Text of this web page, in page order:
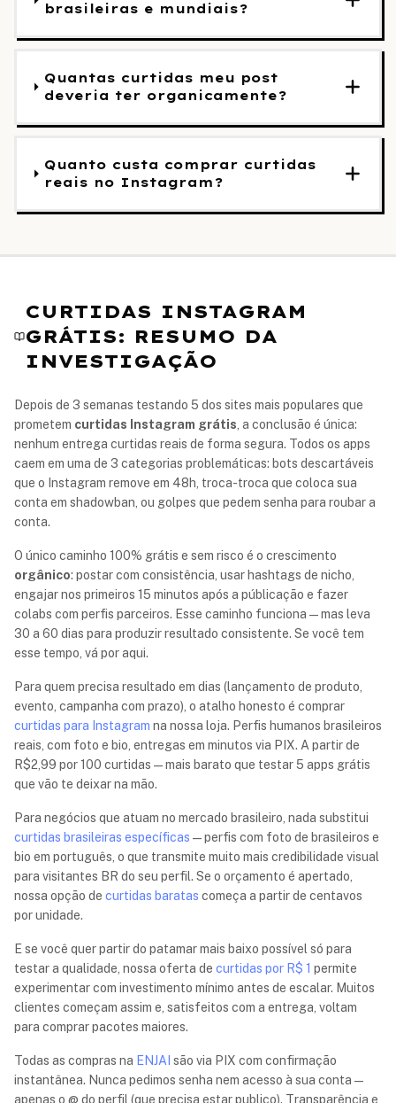
brasileiras e mundiais?
Quantas curtidas meu post
deveria ter organicamente?
Quanto custa comprar curtidas
reais no Instagram?
CURTIDAS INSTAGRAM
GRÁTIS: RESUMO DA
INVESTIGAÇÃO
Depois de 3 semanas testando 5 dos sites mais populares que
prometem curtidas Instagram grátis , a conclusão é única:
nenhum entrega curtidas reais de forma segura. Todos os apps
caem em uma de 3 categorias problemáticas: bots descartáveis
que o Instagram remove em 48h, troca-troca que coloca sua
conta em shadowban, ou golpes que pedem senha para roubar a
conta.
O único caminho 100% grátis e sem risco é o crescimento
orgânico: postar com consistência, usar hashtags de nicho,
engajar nos primeiros 15 minutos após a públicação e fazer
colabs com perfis parceiros. Esse caminho funciona — mas leva
30 a 60 dias para produzir resultado consistente. Se você tem
esse tempo, vá por aqui.
Para quem precisa resultado em dias (lançamento de produto,
evento, campanha com prazo), o atalho honesto é comprar
curtidas para Instagram na nossa loja. Perfis humanos brasileiros
reais, com foto e bio, entregas em minutos via PIX. A partir de
R$2,99 por 100 curtidas — mais barato que testar 5 apps grátis
que vão te deixar na mão.
Para negócios que atuam no mercado brasileiro, nada substitui
curtidas brasileiras específicas — perfis com foto de brasileiros e
bio em português, o que transmite muito mais credibilidade visual
para visitantes BR do seu perfil. Se o orçamento é apertado,
nossa opção de curtidas baratas começa a partir de centavos
por unidade.
E se você quer partir do patamar mais baixo possível só para
testar a qualidade, nossa oferta de curtidas por R$ 1 permite
experimentar com investimento mínimo antes de escalar. Muitos
clientes começam assim e, satisfeitos com a entrega, voltam
para comprar pacotes maiores.
Todas as compras na ENJAI são via PIX com confirmação
instantânea. Nunca pedimos senha nem acesso à sua conta —
apenas o @ do perfil (que precisa estar publico). Transparência e